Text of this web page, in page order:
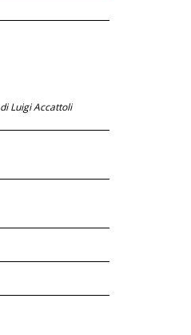
di Luigi Accattoli